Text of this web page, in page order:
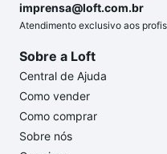
imprensa@loft.com.br
Atendimento exclusivo aos
Sobre a Loft
Central de Ajuda
Como vender
Como comprar
Sobre nós